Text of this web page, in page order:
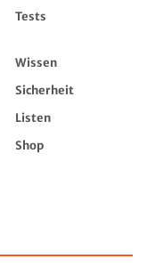
Tests
Wissen
Sicherheit
Listen
Shop